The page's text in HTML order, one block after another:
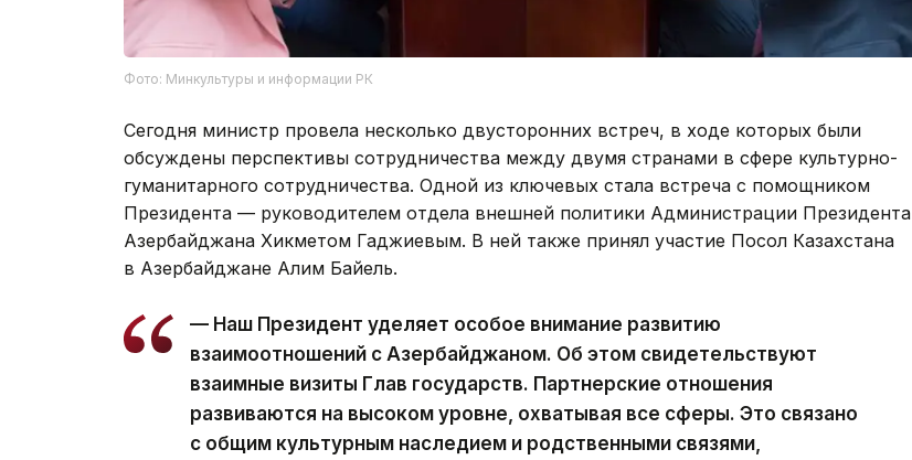
Фото: Минкультуры и информации РК
Сегодня министр провела несколько двусторонних встреч, в ходе которых были
обсуждены перспективы сотрудничества между двумя странами в сфере культурно-
гуманитарного сотрудничества. Одной из ключевых стала встреча с помощником
Президента — руководителем отдела внешней политики Администрации Президента
Азербайджана Хикметом Гаджиевым. В ней также принял участие Посол Казахстана
в Азербайджане Алим Байель.
— Наш Президент уделяет особое внимание развитию
взаимоотношений с Азербайджаном. Об этом свидетельствуют
взаимные визиты Глав государств. Партнерские отношения
развиваются на высоком уровне, охватывая все сферы. Это связано
с общим культурным наследием и родственными связями,